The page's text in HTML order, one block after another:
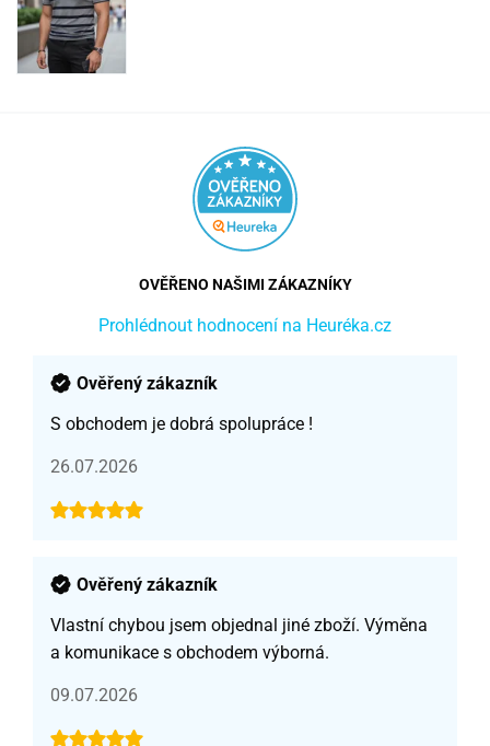
OVĚŘENO NAŠIMI ZÁKAZNÍKY
Prohlédnout hodnocení na Heuréka.cz
Ověřený zákazník
S obchodem je dobrá spolupráce !
26.07.2026
Ověřený zákazník
Vlastní chybou jsem objednal jiné zboží. Výměna
a komunikace s obchodem výborná.
09.07.2026